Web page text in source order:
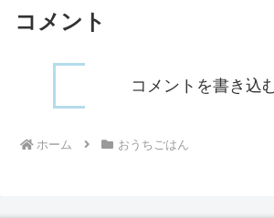
コメント
コメントを書き込
ホーム おうちごはん